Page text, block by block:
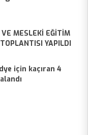
MESLEKİ EĞİTİM
YAPILDI
için kaçıran 4